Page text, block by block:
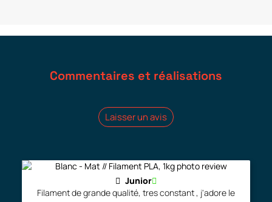
Commentaires et réalisations
Laisser un avis
Junior
Filament de grande qualité, tres constant , j'adore le